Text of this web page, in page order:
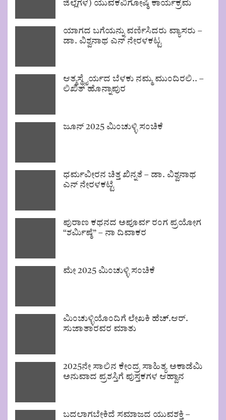
ಜಿಲ್ಲೆಗಳ) ಯುವಕವಿಗೋಷ್ಠಿ ಕಾರ್ಯಕ್ರಮ
ಯಾಗದ ಬಗೆಯನ್ನು ವರ್ಣಿಸಿದರು ವ್ಯಾಸರು –
ಡಾ. ವಿಶ್ವನಾಥ ಎನ್ ನೇರಳಕಟ್ಟ
ಆತ್ಮಸ್ಥೈರ್ಯದ ಬೆಳಕು ನಮ್ಮ ಮುಂದಿರಲಿ.. –
ಲಿಖಿತ್ ಹೊನ್ನಾಪುರ
ಜೂನ್ 2025 ಮಿಂಚುಳ್ಳಿ ಸಂಚಿಕೆ
ಧರ್ಮವೀರನ ಚಿತ್ತ ಖಿನ್ನತೆ – ಡಾ. ವಿಶ್ವನಾಥ
ಎನ್ ನೇರಳಕಟ್ಟೆ
ಪುರಾಣ ಕಥನದ ಅಪೂರ್ವ ರಂಗ ಪ್ರಯೋಗ
“ಶರ್ಮಿಷ್ಠೆ” – ನಾ ದಿವಾಕರ
ಮೇ 2025 ಮಿಂಚುಳ್ಳಿ ಸಂಚಿಕೆ
ಮಿಂಚುಳ್ಳಿಯೊಂದಿಗೆ ಲೇಖಕಿ ಹೆಚ್.ಆರ್.
ಸುಜಾತಾರವರ ಮಾತು
2025ನೇ ಸಾಲಿನ ಕೇಂದ್ರ ಸಾಹಿತ್ಯ ಅಕಾಡೆಮಿ
ಅನುವಾದ ಪ್ರಶಸ್ತಿಗೆ ಪುಸ್ತಕಗಳ ಆಹ್ವಾನ
ಬದಲಾಗಬೇಕಿದೆ ಸಮಾಜದ ಯುವಶಕ್ತಿ –